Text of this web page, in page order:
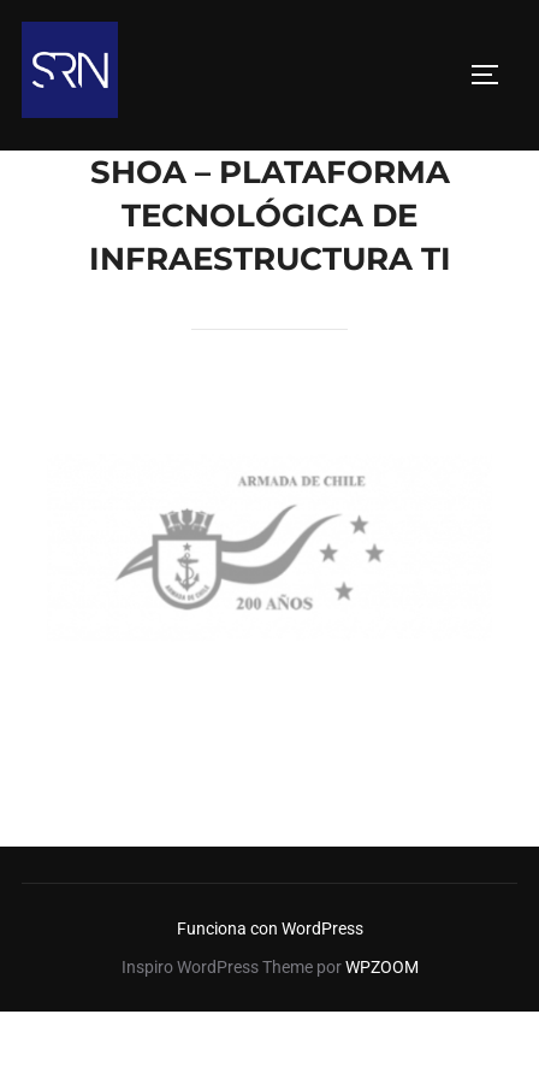
SHOA – PLATAFORMA
TECNOLÓGICA DE
INFRAESTRUCTURA TI
Funciona con WordPress
Inspiro WordPress Theme porWPZOOM